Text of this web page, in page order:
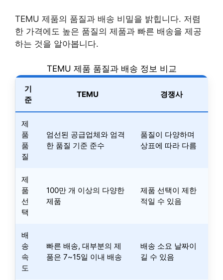
TEMU 제품의 품질과 배송 비밀을 밝힙니다. 저렴
한 가격에도 높은 품질의 제품과 빠른 배송을 제공
하는 것을 알아봅니다.
TEMU 제품 품질과 배송 정보 비교
기
준
TEMU 경쟁사
제
품
품
질
엄선된 공급업체와 엄격
한 품질 기준 준수
품질이 다양하며
상표에 따라 다름
제
품
선
택
100만 개 이상의 다양한
제품
제품 선택이 제한
적일 수 있음
배
송
속
도
빠른 배송, 대부분의 제
품은 7~15일 이내 배송
배송 소요 날짜이
길 수 있음